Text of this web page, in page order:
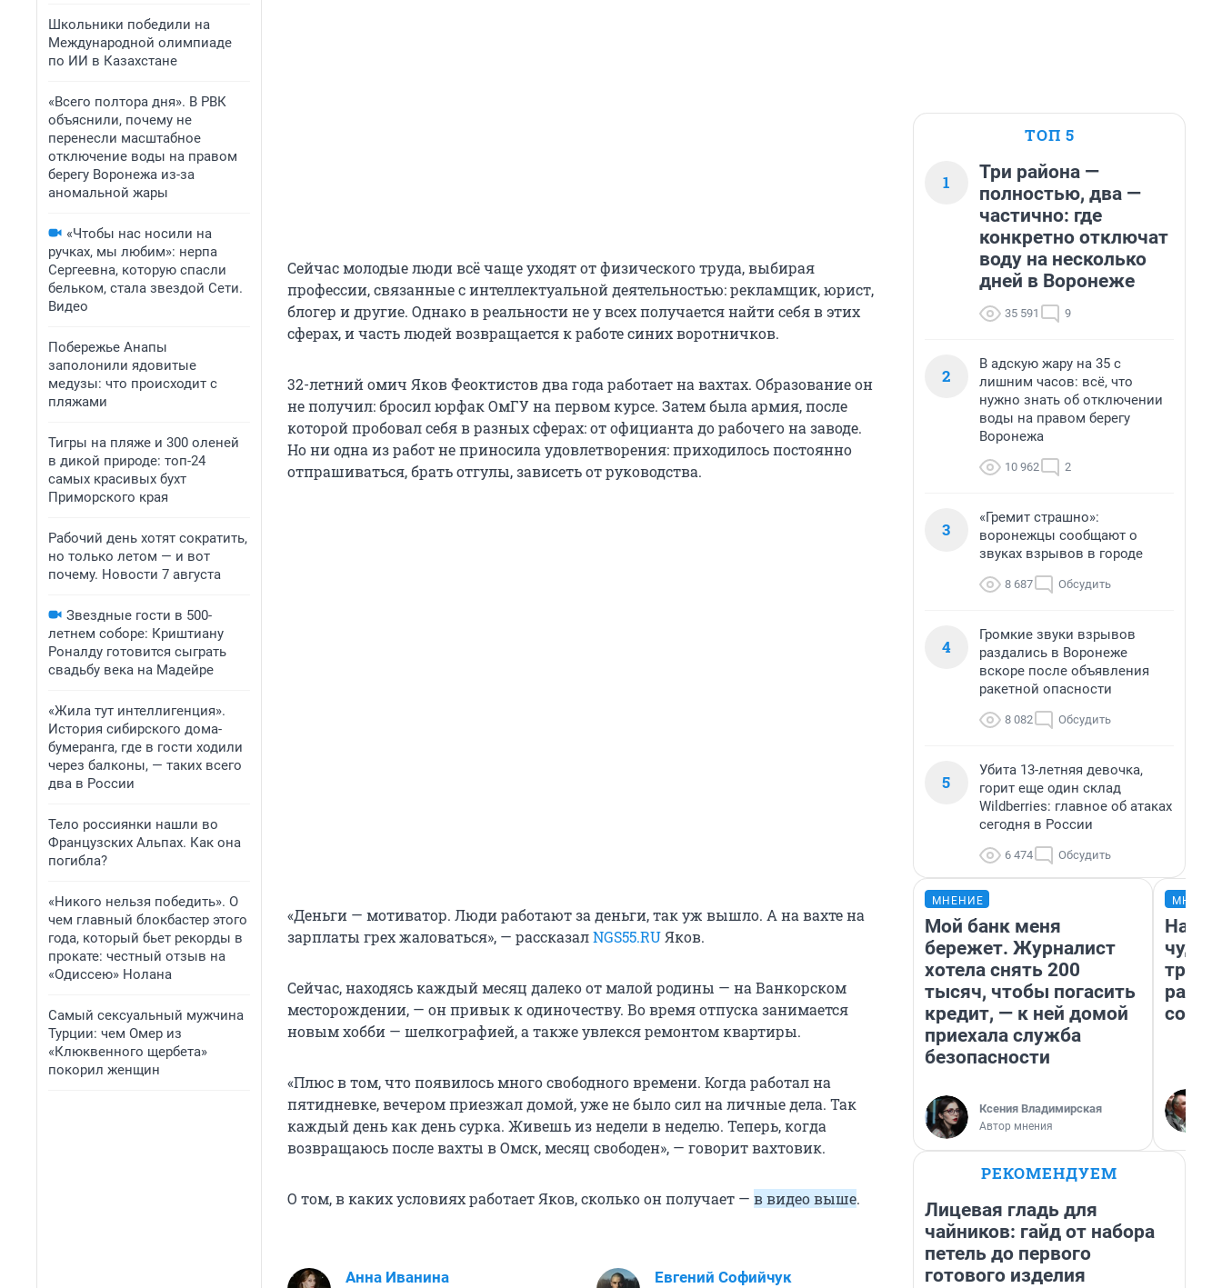
Школьники победили на
Международной олимпиаде
по ИИ в Казахстане
«Всего полтора дня». В РВК
объяснили, почему не
перенесли масштабное
отключение воды на правом
берегу Воронежа из-за
аномальной жары
«Чтобы нас носили на
ручках, мы любим»: нерпа
Сергеевна, которую спасли
бельком, стала звездой Сети.
Видео
Побережье Анапы
заполонили ядовитые
медузы: что происходит с
пляжами
Тигры на пляже и 300 оленей
в дикой природе: топ-24
самых красивых бухт
Приморского края
Рабочий день хотят сократить,
но только летом — и вот
почему. Новости 7 августа
Звездные гости в 500-
летнем соборе: Криштиану
Роналду готовится сыграть
свадьбу века на Мадейре
«Жила тут интеллигенция».
История сибирского дома-
бумеранга, где в гости ходили
через балконы, — таких всего
два в России
Тело россиянки нашли во
Французских Альпах. Как она
погибла?
«Никого нельзя победить». О
чем главный блокбастер этого
года, который бьет рекорды в
прокате: честный отзыв на
«Одиссею» Нолана
Самый сексуальный мужчина
Турции: чем Омер из
«Клюквенного щербета»
покорил женщин
Сейчас молодые люди всё чаще уходят от физического труда, выбирая
профессии, связанные с интеллектуальной деятельностью: рекламщик, юрист,
блогер и другие. Однако в реальности не у всех получается найти себя в этих
сферах, и часть людей возвращается к работе синих воротничков.
32-летний омич Яков Феоктистов два года работает на вахтах. Образование он
не получил: бросил юрфак ОмГУ на первом курсе. Затем была армия, после
которой пробовал себя в разных сферах: от официанта до рабочего на заводе.
Но ни одна из работ не приносила удовлетворения: приходилось постоянно
отпрашиваться, брать отгулы, зависеть от руководства.
«Деньги — мотиватор. Люди работают за деньги, так уж вышло. А на вахте на
зарплаты грех жаловаться», — рассказалNGS55.RUЯков.
Сейчас, находясь каждый месяц далеко от малой родины — на Ванкорском
месторождении, — он привык к одиночеству. Во время отпуска занимается
новым хобби — шелкографией, а также увлекся ремонтом квартиры.
«Плюс в том, что появилось много свободного времени. Когда работал на
пятидневке, вечером приезжал домой, уже не было сил на личные дела. Так
каждый день как день сурка. Живешь из недели в неделю. Теперь, когда
возвращаюсь после вахты в Омск, месяц свободен», — говорит вахтовик.
О том, в каких условиях работает Яков, сколько он получает — в видео выше.
Анна Иванина Евгений Софийчук
ТОП 5
1
Три района —
полностью, два —
частично: где
конкретно отключат
воду на несколько
дней в Воронеже
35 591 9
2
В адскую жару на 35 с
лишним часов: всё, что
нужно знать об отключении
воды на правом берегу
Воронежа
10 962 2
3
«Гремит страшно»:
воронежцы сообщают о
звуках взрывов в городе
8 687 Обсудить
4
Громкие звуки взрывов
раздались в Воронеже
вскоре после объявления
ракетной опасности
8 082 Обсудить
5
Убита 13-летняя девочка,
горит еще один склад
Wildberries: главное об атаках
сегодня в России
6 474 Обсудить
МНЕНИЕ
Мой банк меня
бережет. Журналист
хотела снять 200
тысяч, чтобы погасить
кредит, — к ней домой
приехала служба
безопасности
Ксения Владимирская
Автор мнения
РЕКОМЕНДУЕМ
Лицевая гладь для
чайников: гайд от набора
петель до первого
готового изделия